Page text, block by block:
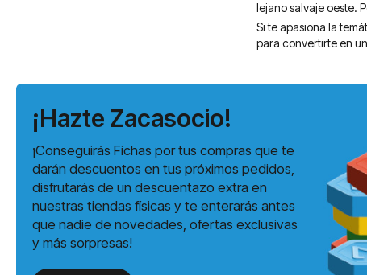
lejano salvaje oeste.
Si te apasiona la
para convertirte en
¡Hazte Zacasocio!
¡Conseguirás Fichas por tus compras que te
darán descuentos en tus próximos pedidos,
disfrutarás de un descuentazo extra en
nuestras tiendas físicas y te enterarás antes
que nadie de novedades, ofertas exclusivas
y más sorpresas!